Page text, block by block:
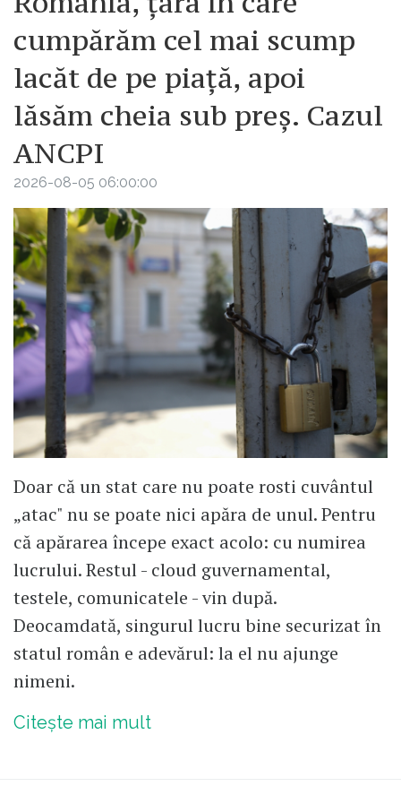
cumpărăm cel mai scump
lacăt de pe piață, apoi
lăsăm cheia sub preș. Cazul
ANCPI
2026-08-05 06:00:00
Doar că un stat care nu poate rosti cuvântul
„atac" nu se poate nici apăra de unul. Pentru
că apărarea începe exact acolo: cu numirea
lucrului. Restul - cloud guvernamental,
testele, comunicatele - vin după.
Deocamdată, singurul lucru bine securizat în
statul român e adevărul: la el nu ajunge
nimeni.
Citește mai mult